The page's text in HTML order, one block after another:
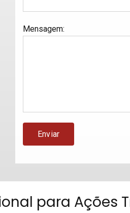
Mensagem:
para Ações